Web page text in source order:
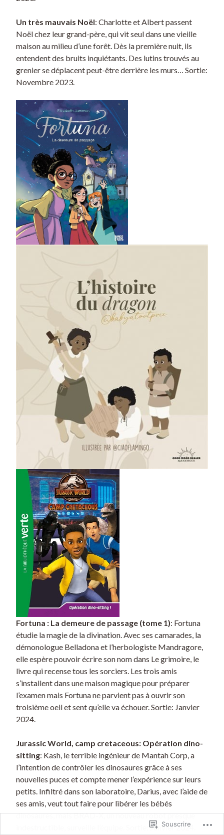
Un très mauvais Noël: Charlotte et Albert passent
Noël chez leur grand-père, qui vit seul dans une vieille
maison au milieu d’une forêt. Dès la première nuit, ils
entendent des bruits inquiétants. Des lutins trouvés au
grenier se déplacent peut-être derrière les murs… Sortie:
Novembre 2023.
Fortuna : La demeure de passage (tome 1): Fortuna
étudie la magie de la divination. Avec ses camarades, la
démonologue Belladona et l’herbologiste Mandragore,
elle espère pouvoir écrire son nom dans Le grimoire, le
livre qui recense tous les sorciers. Les trois amis
s’installent dans une maison magique pour préparer
l’examen mais Fortuna ne parvient pas à ouvrir son
troisième oeil et sent qu’elle va échouer. Sortie: Janvier
2024.
Jurassic World, camp cretaceous: Opération dino-
sitting: Kash, le terrible ingénieur de Mantah Corp, a
l’intention de contrôler les dinosaures grâce à ses
nouvelles puces et compte mener l’expérience sur leurs
petits. Infiltré dans son laboratoire, Darius, avec l’aide de
ses amis, veut tout faire pour libérer les bébés
dinosaures, mais BRAD-X, un nouveau robot presque
indestructible, surveille l’équipe. Sortie: Janvier 2024.
Souscrire